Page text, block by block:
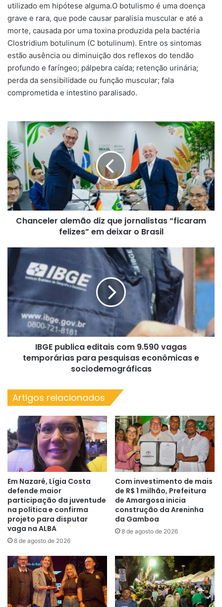
utilizado em hipótese alguma.O botulismo é uma doença
grave e rara, que pode causar paralisia muscular e até a
morte, causada por uma toxina produzida pela bactéria
Clostridium botulinum (C botulinum). Entre os sintomas
estão ausência ou diminuição dos reflexos do tendão
profundo e faríngeo; pálpebra caída; retenção urinária;
perda da sensibilidade ou função muscular; fala
comprometida e intestino paralisado.
Chanceler
alemão
diz
que
jornalistas
“ficaram
felizes”
em
deixar
Chanceler alemão diz que jornalistas “ficaram
felizes” em deixar o Brasil
publica
editais
9.590
vagas
temporárias
pesquisas
econômicasIBGE publica editais com 9.590 vagas
temporárias para pesquisas econômicas e
sociodemográficas
Artigos relacionados
Em Nazaré, Lígia Costa
defende maior
participação da juventude
na política e confirma
projeto para disputar
vaga na ALBA
8 de agosto de 2026
Com investimento de mais
de R$ 1 milhão, Prefeitura
de Amargosa inicia
construção da Areninha
da Gamboa
8 de agosto de 2026